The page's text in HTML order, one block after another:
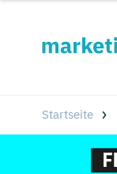
Startseite